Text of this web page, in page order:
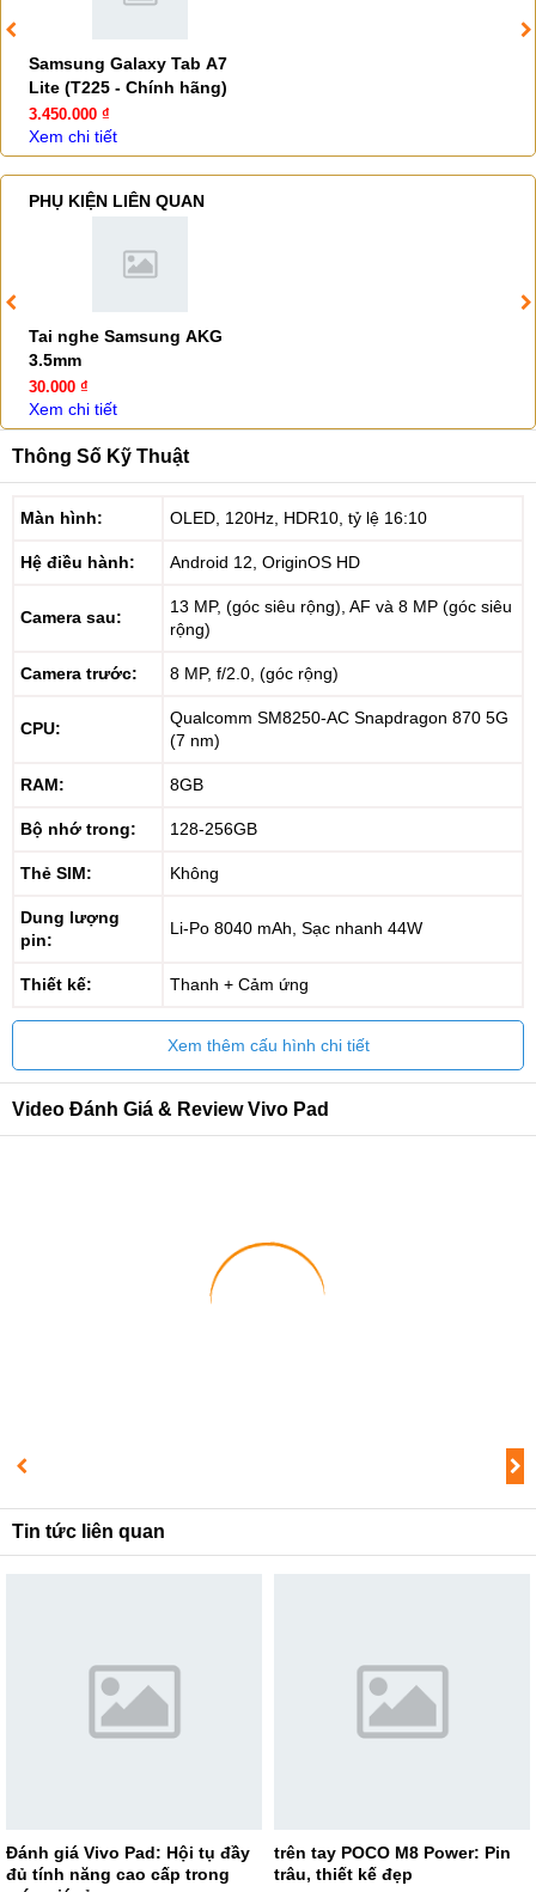
Samsung Galaxy Tab A7
Lite (T225 - Chính hãng)
3.450.000 ₫
Xem chi tiết
PHỤ KIỆN LIÊN QUAN
Tai nghe Samsung AKG
3.5mm
30.000 ₫
Xem chi tiết
Thông Số Kỹ Thuật
Màn hình: OLED, 120Hz, HDR10, tỷ lệ 16:10
Hệ điều hành: Android 12, OriginOS HD
Camera sau:
13 MP, (góc siêu rộng), AF và 8 MP (góc siêu
rộng)
Camera trước: 8 MP, f/2.0, (góc rộng)
CPU:
Qualcomm SM8250-AC Snapdragon 870 5G
(7 nm)
RAM: 8GB
Bộ nhớ trong: 128-256GB
Thẻ SIM: Không
Dung lượng
pin:
Li-Po 8040 mAh, Sạc nhanh 44W
Thiết kế: Thanh + Cảm ứng
Xem thêm cấu hình chi tiết
Video Đánh Giá & Review Vivo Pad
3
Tin tức liên quan
Đánh giá Vivo Pad: Hội tụ đầy
đủ tính năng cao cấp trong
trên tay POCO M8 Power: Pin
trâu, thiết kế đẹp